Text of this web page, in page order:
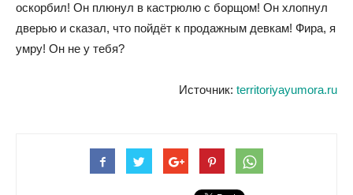
оскорбил! Он плюнул в кастрюлю с борщом! Он хлопнул
дверью и сказал, что пойдёт к продажным девкам! Фира, я
умру! Он не у тебя?
Источник: territoriyayumora.ru